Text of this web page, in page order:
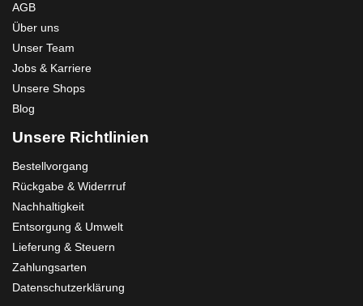
AGB
Über uns
Unser Team
Jobs & Karriere
Unsere Shops
Blog
Unsere Richtlinien
Bestellvorgang
Rückgabe & Widerrruf
Nachhaltigkeit
Entsorgung & Umwelt
Lieferung & Steuern
Zahlungsarten
Datenschutzerklärung